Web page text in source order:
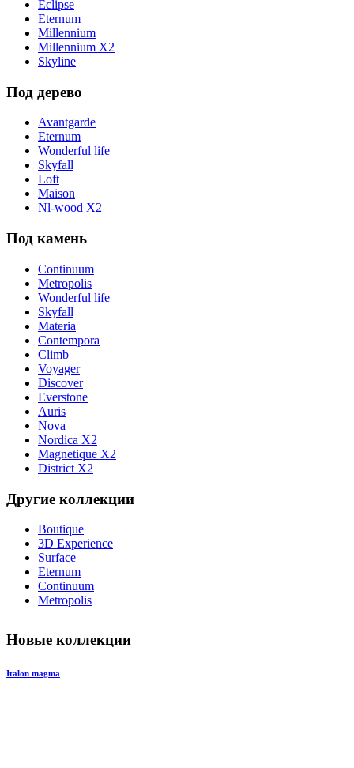
Eclipse
Eternum
Millennium
Millennium X2
Skyline
Под дерево
Avantgarde
Eternum
Wonderful life
Skyfall
Loft
Maison
Nl-wood X2
Под камень
Continuum
Metropolis
Wonderful life
Skyfall
Materia
Contempora
Climb
Voyager
Discover
Everstone
Auris
Nova
Nordica X2
Magnetique X2
District X2
Другие коллекции
Boutique
3D Experience
Surface
Eternum
Continuum
Metropolis
Новые коллекции
Italon magma